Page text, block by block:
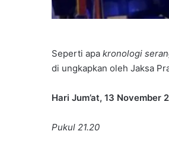
Seperti apa kronologi
di ungkapkan oleh Jaksa
Hari Jum’at, 13 November
Pukul 21.20